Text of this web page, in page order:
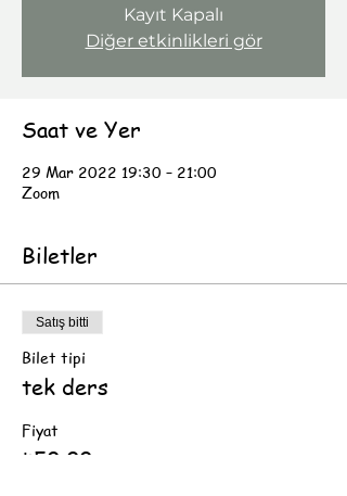
Kayıt Kapalı
Diğer etkinlikleri gör
Saat ve Yer
29 Mar 2022 19:30 – 21:00
Zoom
Biletler
Satış bitti
Bilet tipi
tek ders
Fiyat
₺50,00